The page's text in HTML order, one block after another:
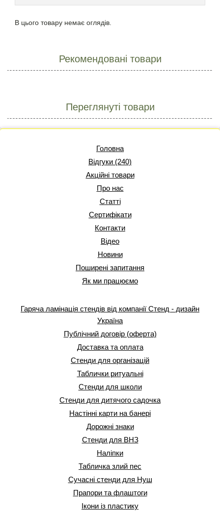
В цього товару немає оглядів.
Рекомендовані товари
Переглянуті товари
Головна
Відгуки (240)
Акційні товари
Про нас
Статті
Сертифікати
Контакти
Відео
Новини
Поширені запитання
Як ми працюємо
Гаряча ламінація стендів від компанії Стенд - дизайн
Україна
Публічний договір (оферта)
Доставка та оплата
Стенди для організацій
Таблички ритуальні
Стенди для школи
Стенди для дитячого садочка
Настінні карти на банері
Дорожні знаки
Стенди для ВНЗ
Наліпки
Табличка злий пес
Сучасні стенди для Нуш
Прапори та флаштоги
Ікони із пластику